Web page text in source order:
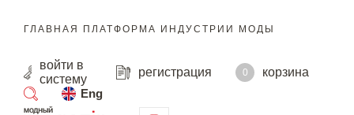
ГЛАВНАЯ ПЛАТФОРМА ИНДУСТРИИ МОДЫ
войти в
систему
регистрация 0
корзина
Eng
поиск